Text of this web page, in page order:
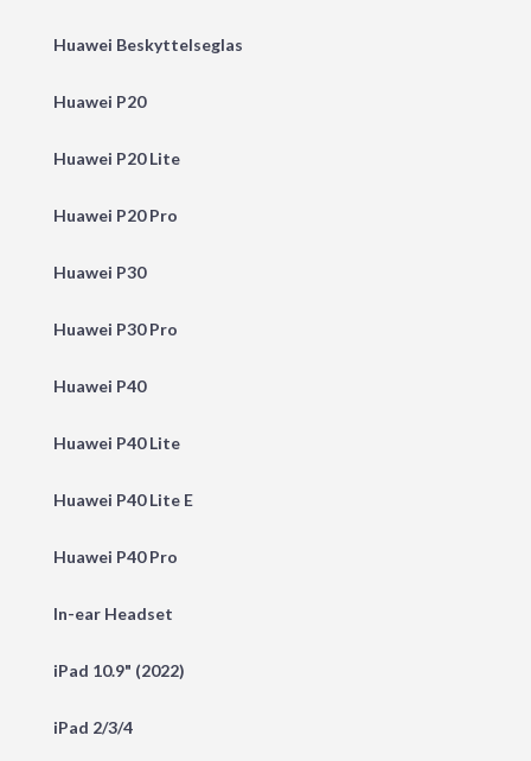
Huawei Beskyttelseglas
Huawei P20
Huawei P20 Lite
Huawei P20 Pro
Huawei P30
Huawei P30 Pro
Huawei P40
Huawei P40 Lite
Huawei P40 Lite E
Huawei P40 Pro
In-ear Headset
iPad 10.9" (2022)
iPad 2/3/4